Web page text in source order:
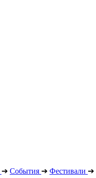
➔ События ➔ Фестивали ➔